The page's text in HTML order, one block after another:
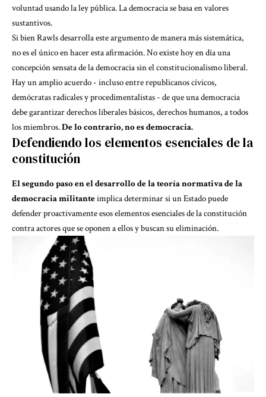
voluntad usando la ley pública. La democracia se basa en valores
sustantivos.
Si bien Rawls desarrolla este argumento de manera más sistemática,
no es el único en hacer esta afirmación. No existe hoy en día una
concepción sensata de la democracia sin el constitucionalismo liberal.
Hay un amplio acuerdo - incluso entre republicanos cívicos,
demócratas radicales y procedimentalistas - de que una democracia
debe garantizar derechos liberales básicos, derechos humanos, a todos
los miembros.De lo contrario, no es democracia.
Defendiendo los elementos esenciales de la
constitución
El segundo paso en el desarrollo de la teoría normativa de la
democracia militanteimplica determinar si un Estado puede
defender proactivamente esos elementos esenciales de la constitución
contra actores que se oponen a ellos y buscan su eliminación.